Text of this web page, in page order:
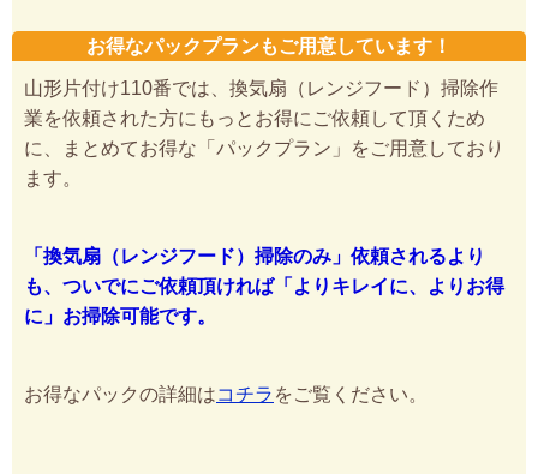
お得なパックプランもご用意しています！
山形片付け110番では、換気扇（レンジフード）掃除作
業を依頼された方にもっとお得にご依頼して頂くため
に、まとめてお得な「パックプラン」をご用意しており
ます。
「換気扇（レンジフード）掃除のみ」依頼されるより
も、ついでにご依頼頂ければ「よりキレイに、よりお得
に」お掃除可能です。
お得なパックの詳細はコチラ をご覧ください。